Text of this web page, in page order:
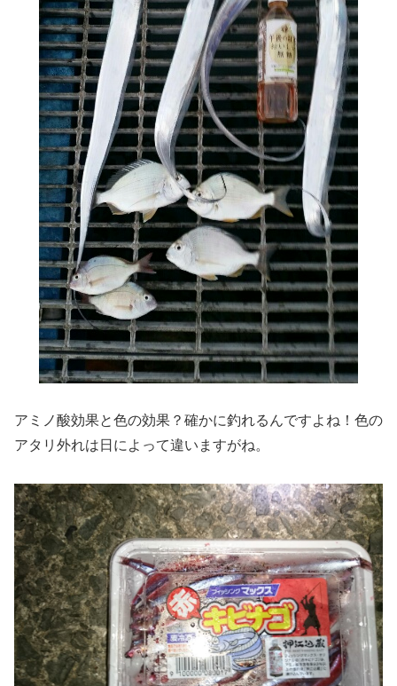
アミノ酸効果と色の効果？確かに釣れるんですよね！色の
アタリ外れは日によって違いますがね。